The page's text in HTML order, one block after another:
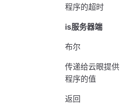
程序的超时
is服务器端
布尔
传递给云眼提供
程序的值
返回